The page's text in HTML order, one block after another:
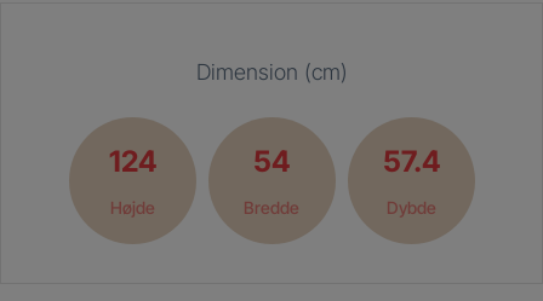
Dimension (cm)
124
Højde
54
Bredde
57.4
Dybde